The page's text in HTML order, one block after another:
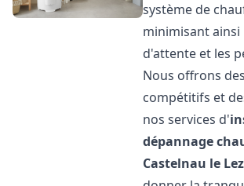
système de
minimisant ainsi
d'attente et les
Nous offrons
compétitifs et
nos services d'
dépannage
Castelnau le Lez